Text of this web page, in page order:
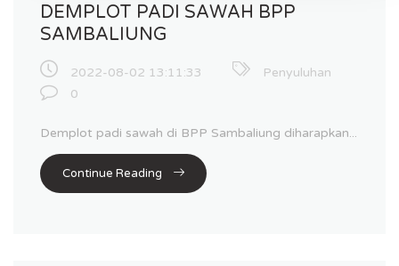
DEMPLOT PADI SAWAH BPP
SAMBALIUNG
2022-08-02 13:11:33
Penyuluhan
0
Demplot padi sawah di BPP Sambaliung diharapkan...
Continue Reading